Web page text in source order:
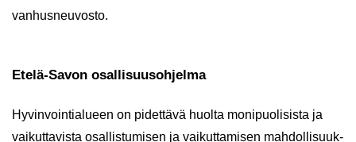
van­hus­neu­vos­to.
Etelä-​Savon osal­li­suus­oh­jel­ma
Hy­vin­voin­tia­lu­een on pi­det­tä­vä huol­ta mo­ni­puo­li­sis­ta ja
vai­kut­ta­vis­ta osal­lis­tu­mi­sen ja vai­kut­ta­mi­sen mah­dol­li­suuk­